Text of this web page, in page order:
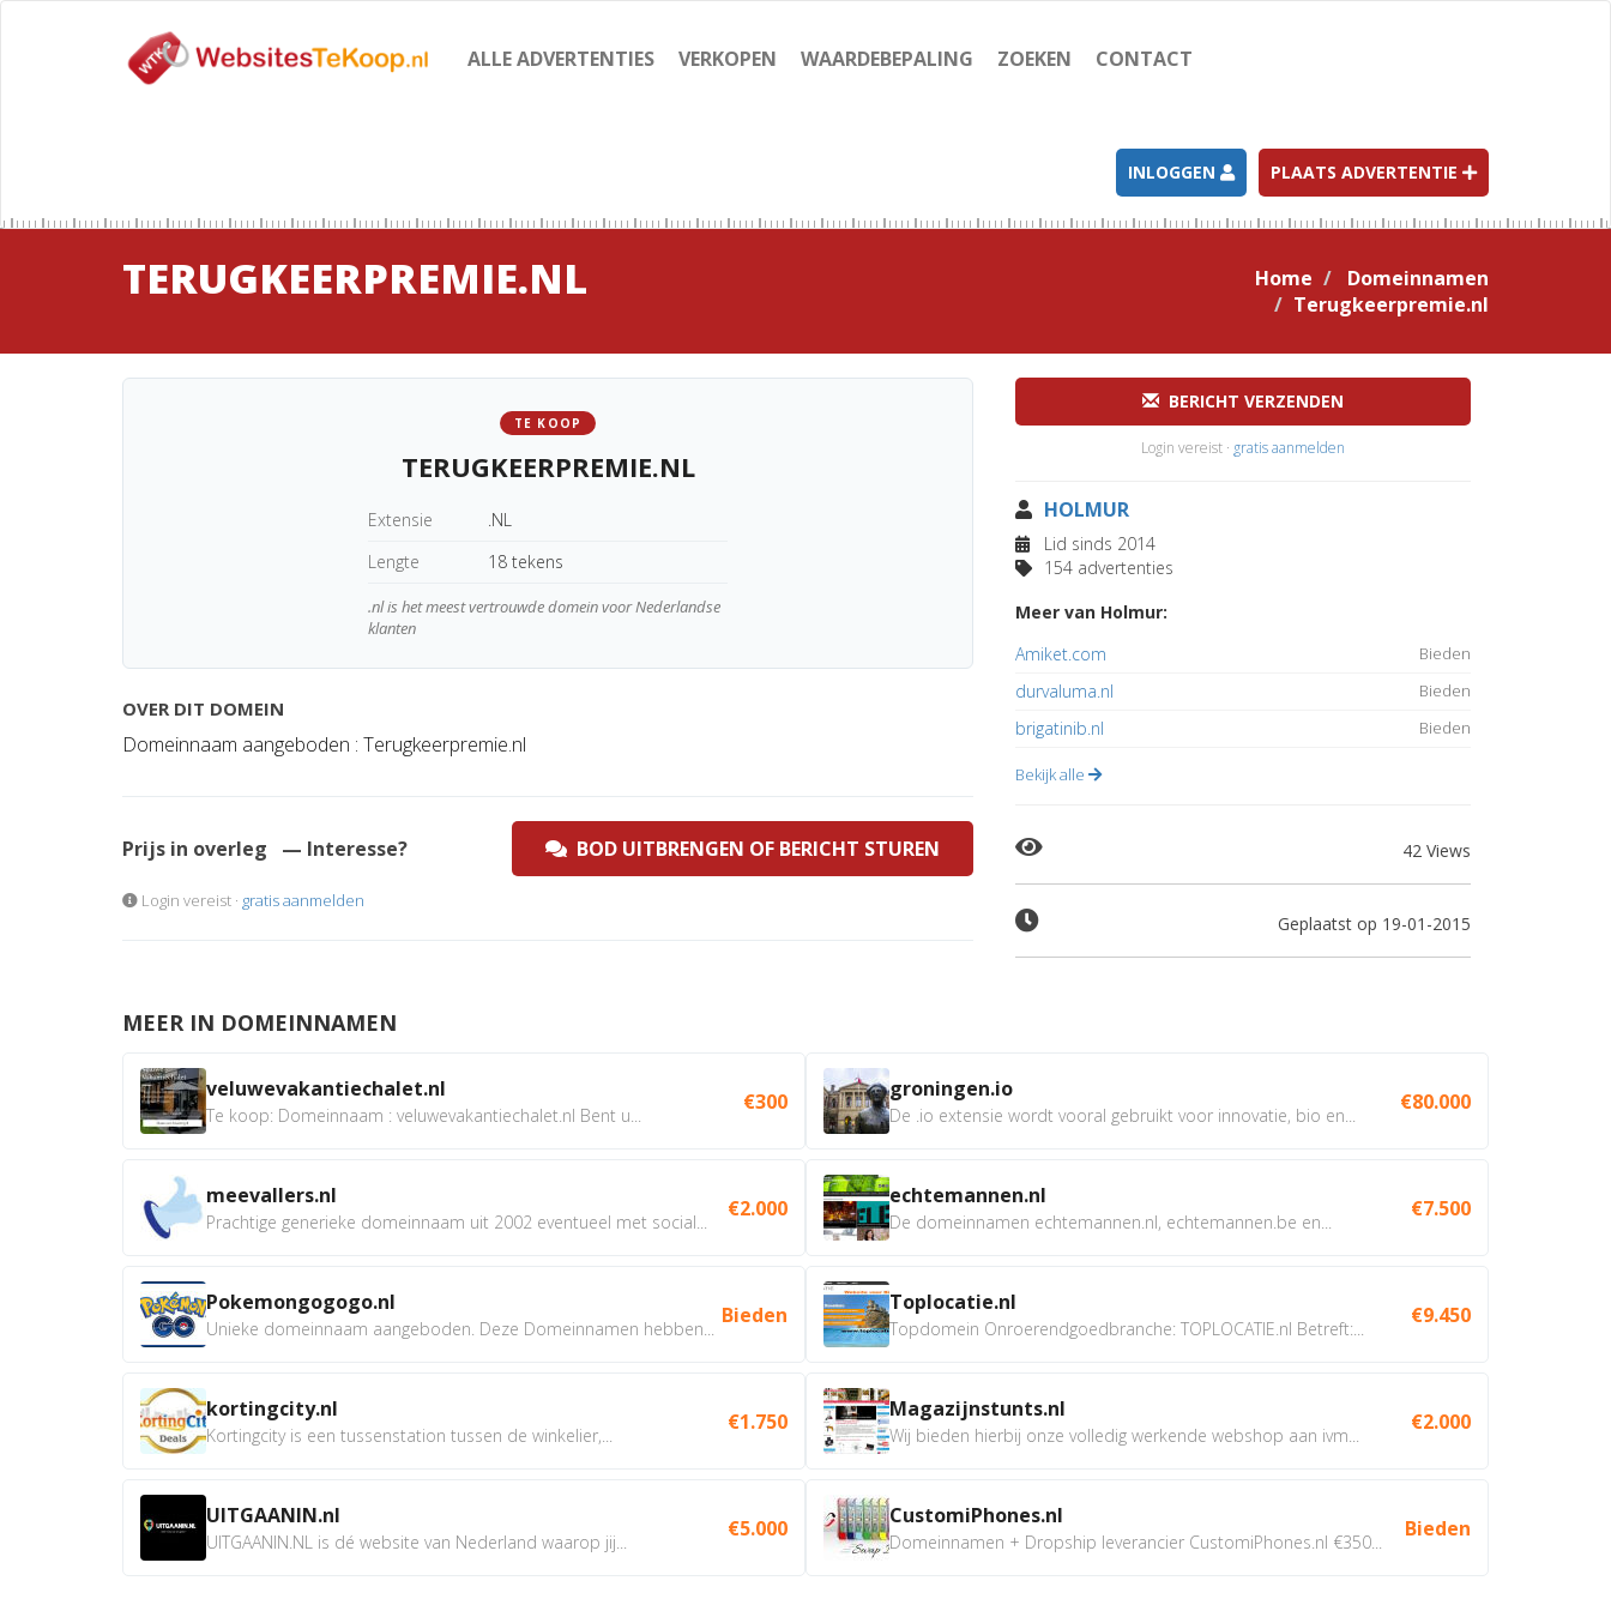
ALLE ADVERTENTIES VERKOPEN WAARDEBEPALING ZOEKEN CONTACT
INLOGGEN PLAATS ADVERTENTIE
TERUGKEERPREMIE.NL Home
Domeinnamen
Terugkeerpremie.nl
TE KOOP
TERUGKEERPREMIE.NL
Extensie
.NL
Lengte
18 tekens
.nl is het meest vertrouwde domein voor Nederlandse
klanten
OVER DIT DOMEIN
Domeinnaam aangeboden : Terugkeerpremie.nl
Prijs in overleg — Interesse? BOD UITBRENGEN OF BERICHT STUREN
Login vereist · gratis aanmelden
BERICHT VERZENDEN
Login vereist · gratis aanmelden
HOLMUR
Lid sinds 2014
154 advertenties
Meer van Holmur:
Amiket.com
Bieden
durvaluma.nl Bieden
brigatinib.nl Bieden
Bekijk alle
42 Views
Geplaatst op 19-01-2015
MEER IN DOMEINNAMEN
veluwevakantiechalet.nl
Te koop: Domeinnaam : veluwevakantiechalet.nl Bent u...
€300
meevallers.nl
Prachtige generieke domeinnaam uit 2002 eventueel met social...
€2.000
Pokemongogogo.nl
Unieke domeinnaam aangeboden. Deze Domeinnamen hebben...
Bieden
kortingcity.nl
Kortingcity is een tussenstation tussen de winkelier,...
€1.750
UITGAANIN.nl
UITGAANIN.NL is dé website van Nederland waarop jij...
€5.000
groningen.io
De .io extensie wordt vooral gebruikt voor innovatie, bio en...
€80.000
echtemannen.nl
De domeinnamen echtemannen.nl, echtemannen.be en...
€7.500
Toplocatie.nl
Topdomein Onroerendgoedbranche: TOPLOCATIE.nl Betreft:...
€9.450
Magazijnstunts.nl
Wij bieden hierbij onze volledig werkende webshop aan ivm...
€2.000
CustomiPhones.nl
Domeinnamen + Dropship leverancier CustomiPhones.nl €350...
Bieden